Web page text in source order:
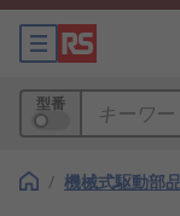
型番
/ 機械式駆動部